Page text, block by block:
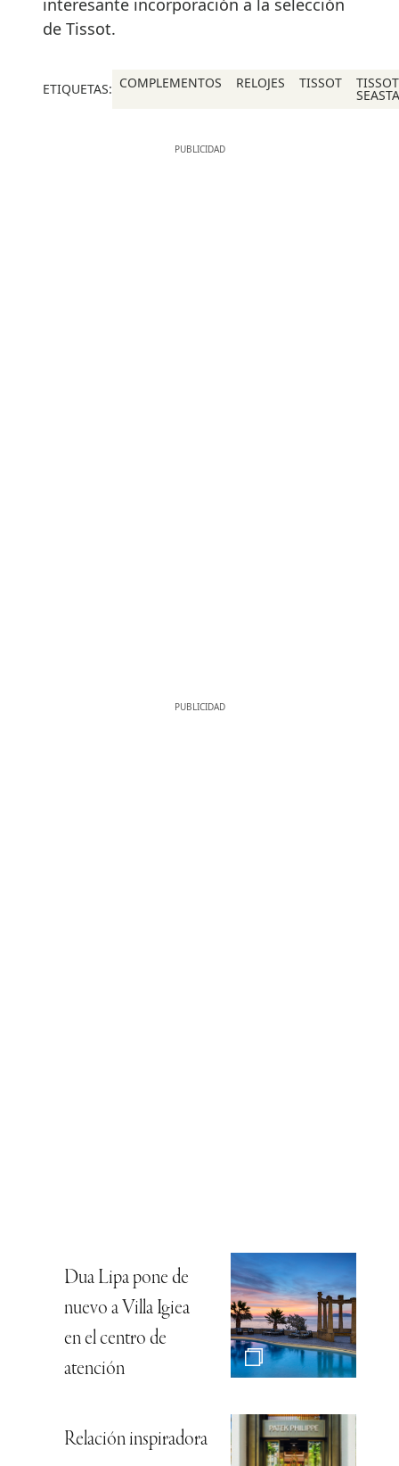
de Tissot.
ETIQUETAS: COMPLEMENTOS RELOJES TISSOT TISSOT
Dua Lipa pone de
nuevo a Villa Igiea
en el centro de
atención
Relación inspiradora